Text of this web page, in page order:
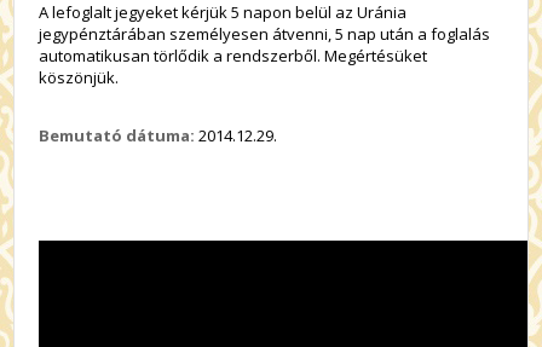
A lefoglalt jegyeket kérjük 5 napon belül az Uránia
jegypénztárában személyesen átvenni, 5 nap után a foglalás
automatikusan törlődik a rendszerből. Megértésüket
köszönjük.
Bemutató dátuma: 2014.12.29.